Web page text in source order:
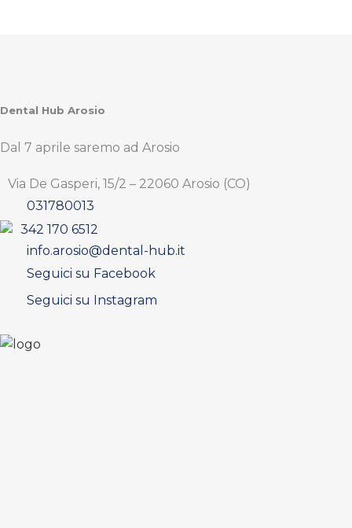
Dental Hub Arosio
Dal 7 aprile saremo ad Arosio
Via De Gasperi, 15/2 – 22060 Arosio (CO)
031780013
342 170 6512
info.arosio@dental-hub.it
Seguici su Facebook
Seguici su Instagram